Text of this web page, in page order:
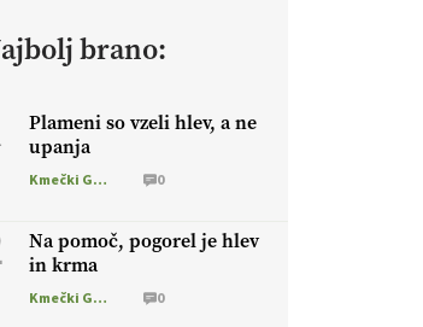
brano:
Plameni so vzeli hlev, a ne
upanja
Kmečki Glas 0
Na pomoč, pogorel je hlev
in krma
Kmečki Glas 0